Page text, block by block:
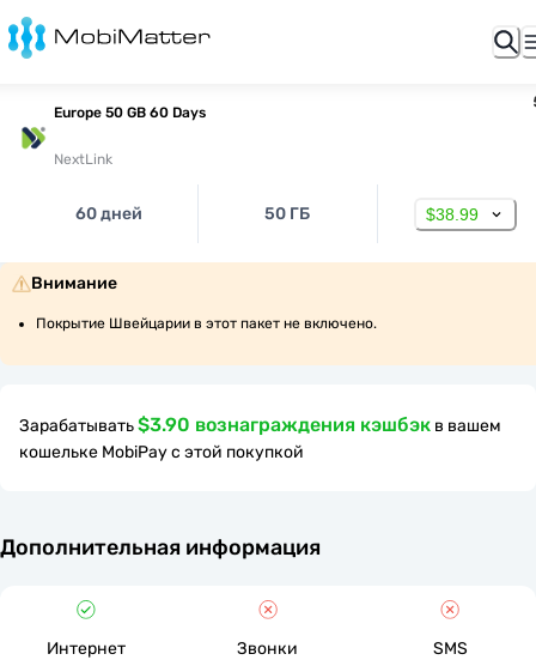
Europe 50 GB 60 Days
NextLink
60 дней 50 ГБ $38.99
Внимание
Покрытие Швейцарии в этот пакет не включено.
Зарабатывать$3.90 вознаграждения кэшбэк в вашем
кошельке MobiPay с этой покупкой
Дополнительная информация
Интернет Звонки SMS